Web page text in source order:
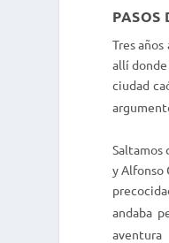
PASOS
Tres
allí
ciudad
Saltamos
y Alfonso
andaba
aventura